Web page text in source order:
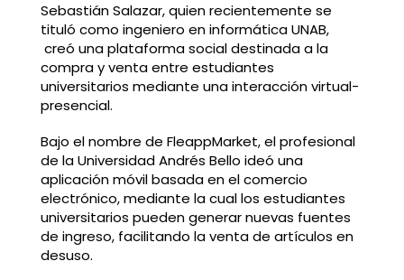
Sebastián Salazar, quien recientemente se
tituló como ingeniero en informática UNAB,
creó una plataforma social destinada a la
compra y venta entre estudiantes
universitarios mediante una interacción virtual-
presencial.
Bajo el nombre de FleappMarket, el profesional
de la Universidad Andrés Bello ideó una
aplicación móvil basada en el comercio
electrónico, mediante la cual los estudiantes
universitarios pueden generar nuevas fuentes
de ingreso, facilitando la venta de artículos en
desuso.